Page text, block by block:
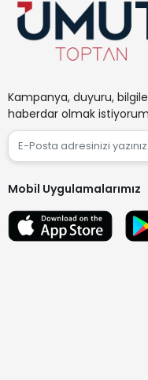
Kampanya, duyuru,
haberdar olmak
Mobil Uygulamalarımız